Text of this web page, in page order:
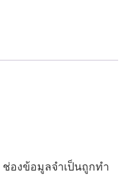
ช่องข้อมูลจำเป็นถูกทำ